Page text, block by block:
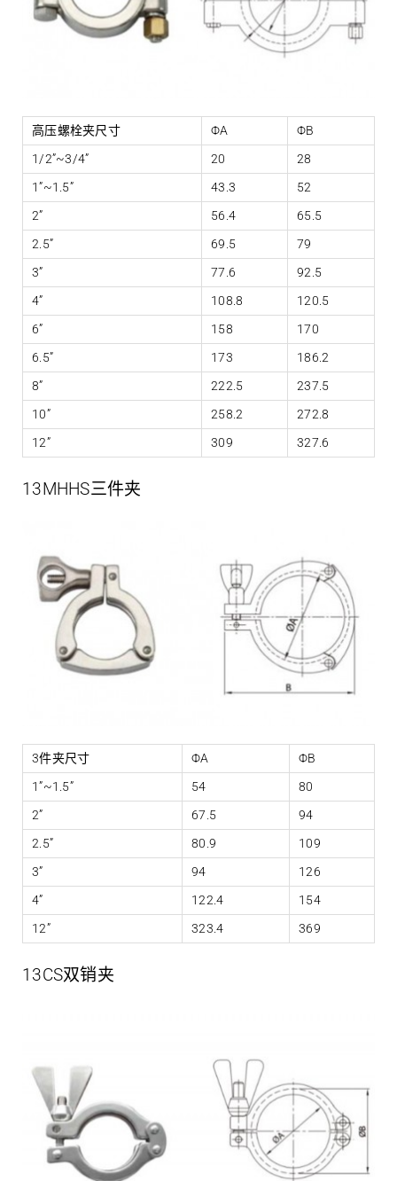
高压螺栓夹尺寸 ΦA
ΦB
1/2”~3/4”
20
28
1”~1.5”
43.3
52
2”
56.4
65.5
2.5”
69.5
79
3”
77.6
92.5
4”
108.8
120.5
6”
158
170
6.5”
173
186.2
8”
222.5
237.5
10”
258.2
272.8
12”
309 327.6
13MHHS三件夹
3件夹尺寸 ΦA
ΦB
1”~1.5”
54
80
2”
67.5
94
2.5”
80.9
109
3”
94
126
4”
122.4
154
12”
323.4 369
13CS双销夹